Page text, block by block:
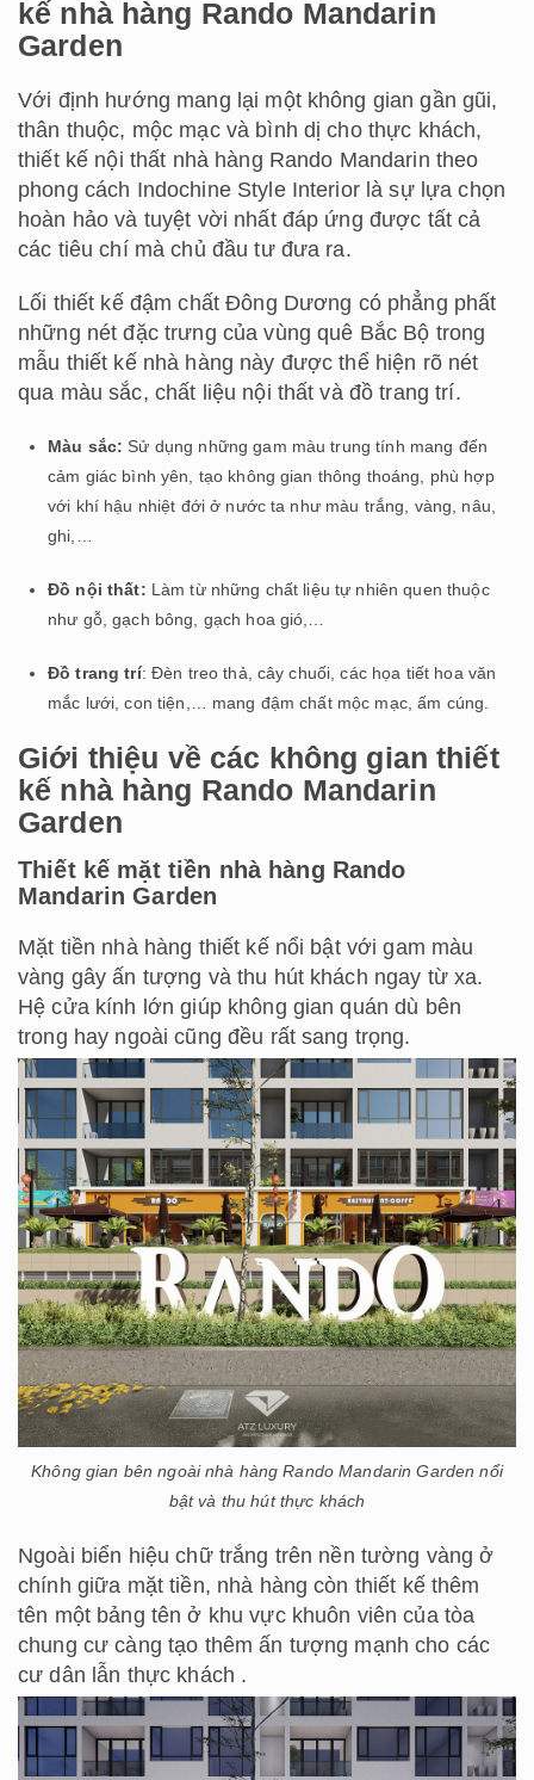
kế nhà hàng Rando Mandarin
Garden
Với định hướng mang lại một không gian gần gũi,
thân thuộc, mộc mạc và bình dị cho thực khách,
thiết kế nội thất nhà hàng Rando Mandarin theo
phong cách Indochine Style Interior là sự lựa chọn
hoàn hảo và tuyệt vời nhất đáp ứng được tất cả
các tiêu chí mà chủ đầu tư đưa ra.
Lối thiết kế đậm chất Đông Dương có phẳng phất
những nét đặc trưng của vùng quê Bắc Bộ trong
mẫu thiết kế nhà hàng này được thể hiện rõ nét
qua màu sắc, chất liệu nội thất và đồ trang trí.
Màu sắc: Sử dụng những gam màu trung tính mang đến
cảm giác bình yên, tạo không gian thông thoáng, phù hợp
với khí hậu nhiệt đới ở nước ta như màu trắng, vàng, nâu,
ghi,…
Đồ nội thất: Làm từ những chất liệu tự nhiên quen thuộc
như gỗ, gạch bông, gạch hoa gió,…
Đồ trang trí: Đèn treo thả, cây chuối, các họa tiết hoa văn
mắc lưới, con tiện,… mang đậm chất mộc mạc, ấm cúng.
Giới thiệu về các không gian thiết
kế nhà hàng Rando Mandarin
Garden
Thiết kế mặt tiền nhà hàng Rando
Mandarin Garden
Mặt tiền nhà hàng thiết kế nổi bật với gam màu
vàng gây ấn tượng và thu hút khách ngay từ xa.
Hệ cửa kính lớn giúp không gian quán dù bên
trong hay ngoài cũng đều rất sang trọng.
Không gian bên ngoài nhà hàng Rando Mandarin Garden nổi
bật và thu hút thực khách
Ngoài biển hiệu chữ trắng trên nền tường vàng ở
chính giữa mặt tiền, nhà hàng còn thiết kế thêm
tên một bảng tên ở khu vực khuôn viên của tòa
chung cư càng tạo thêm ấn tượng mạnh cho các
cư dân lẫn thực khách .